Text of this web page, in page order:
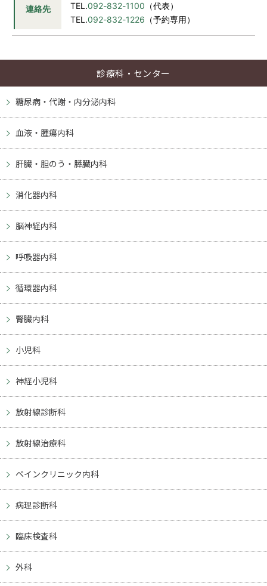
連絡先 TEL.092-832-1100 （代表）
TEL.092-832-1226 （予約専用）
診療科・センター
糖尿病・代謝・内分泌内科
血液・腫瘍内科
肝臓・胆のう・膵臓内科
消化器内科
脳神経内科
呼吸器内科
循環器内科
腎臓内科
小児科
神経小児科
放射線診断科
放射線治療科
ペインクリニック内科
病理診断科
臨床検査科
外科